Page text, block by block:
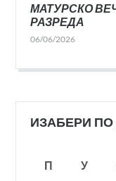
МАТУРСКО
РАЗРЕДА
06/06/2026
ИЗАБЕРИ ПО
П У